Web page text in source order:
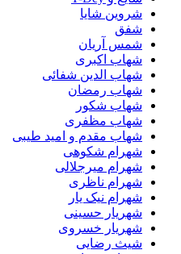
شروین شایا
شفق
شمس آریان
شهاب اکبری
شهاب الدین شفائی
شهاب رمضان
شهاب شکور
شهاب مظفری
شهاب مقدم و امید طیبی
شهرام شکوهی
شهرام میرجلالی
شهرام ناظری
شهرام نیک یار
شهریار حسینی
شهریار خسروی
شیث رضایی